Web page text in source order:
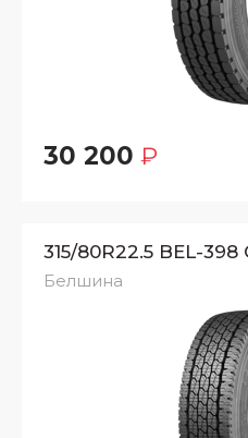
30 200 ₽
315/80R22.5 BEL-
Белшина